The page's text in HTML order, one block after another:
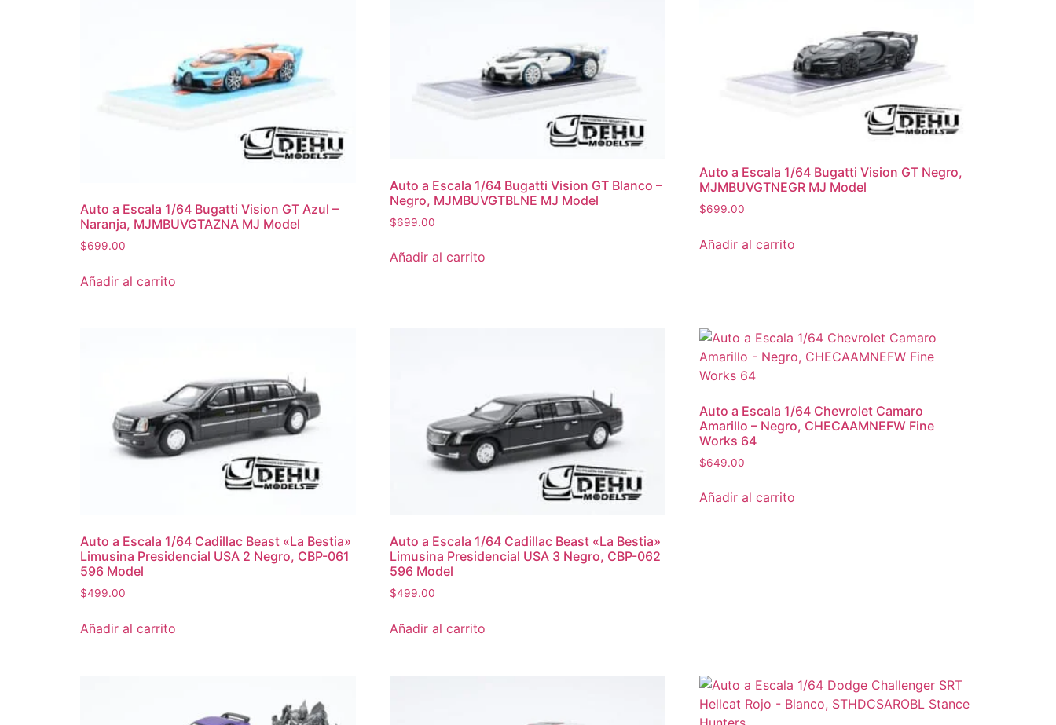
Auto a Escala 1/64 Bugatti Vision GT Azul –
Naranja, MJMBUVGTAZNA MJ Model
$699.00
Añadir al carrito
Auto a Escala 1/64 Bugatti Vision GT Blanco –
Negro, MJMBUVGTBLNE MJ Model
$699.00
Añadir al carrito
Auto a Escala 1/64 Bugatti Vision GT Negro,
MJMBUVGTNEGR MJ Model
$699.00
Añadir al carrito
Auto a Escala 1/64 Cadillac Beast «La Bestia»
Limusina Presidencial USA 2 Negro, CBP-061
596 Model
$499.00
Añadir al carrito
Auto a Escala 1/64 Cadillac Beast «La Bestia»
Limusina Presidencial USA 3 Negro, CBP-062
596 Model
$499.00
Añadir al carrito
Auto a Escala 1/64 Chevrolet Camaro
Amarillo – Negro, CHECAAMNEFW Fine
Works 64
$649.00
Añadir al carrito